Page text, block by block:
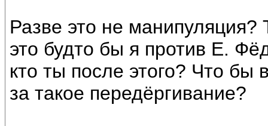
Разве это не
это будто бы я против Е.
кто ты после этого? Что бы
за такое передёргивание?